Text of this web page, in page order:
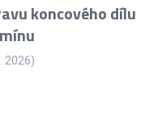
koncového dílu
2026)